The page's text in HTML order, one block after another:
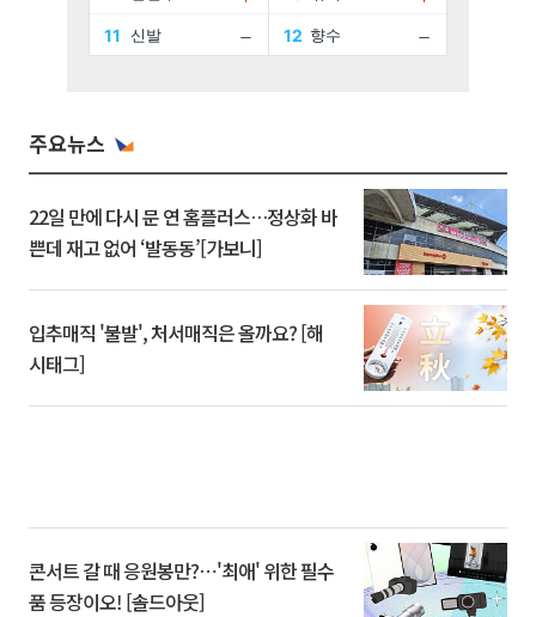
주요뉴스
22일 만에 다시 문 연 홈플러스…정상화 바
쁜데 재고 없어 ‘발동동’[가보니]
입추매직 '불발', 처서매직은 올까요? [해
시태그]
콘서트 갈 때 응원봉만?⋯'최애' 위한 필수
품 등장이오! [솔드아웃]